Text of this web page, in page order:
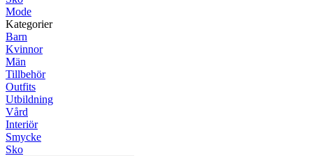
Mode
Kategorier
Barn
Kvinnor
Män
Tillbehör
Outfits
Utbildning
Vård
Interiör
Smycke
Sko